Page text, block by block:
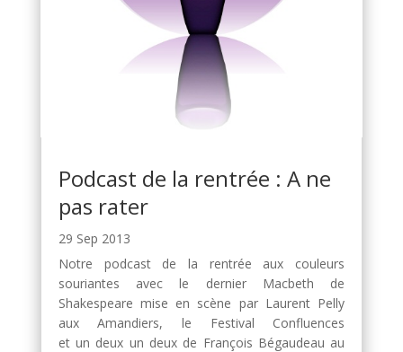
Podcast de la rentrée : A ne
pas rater
29 Sep 2013
Notre podcast de la rentrée aux couleurs
souriantes avec le dernier Macbeth de
Shakespeare mise en scène par Laurent Pelly
aux Amandiers, le Festival Confluences
et un deux un deux de François Bégaudeau au